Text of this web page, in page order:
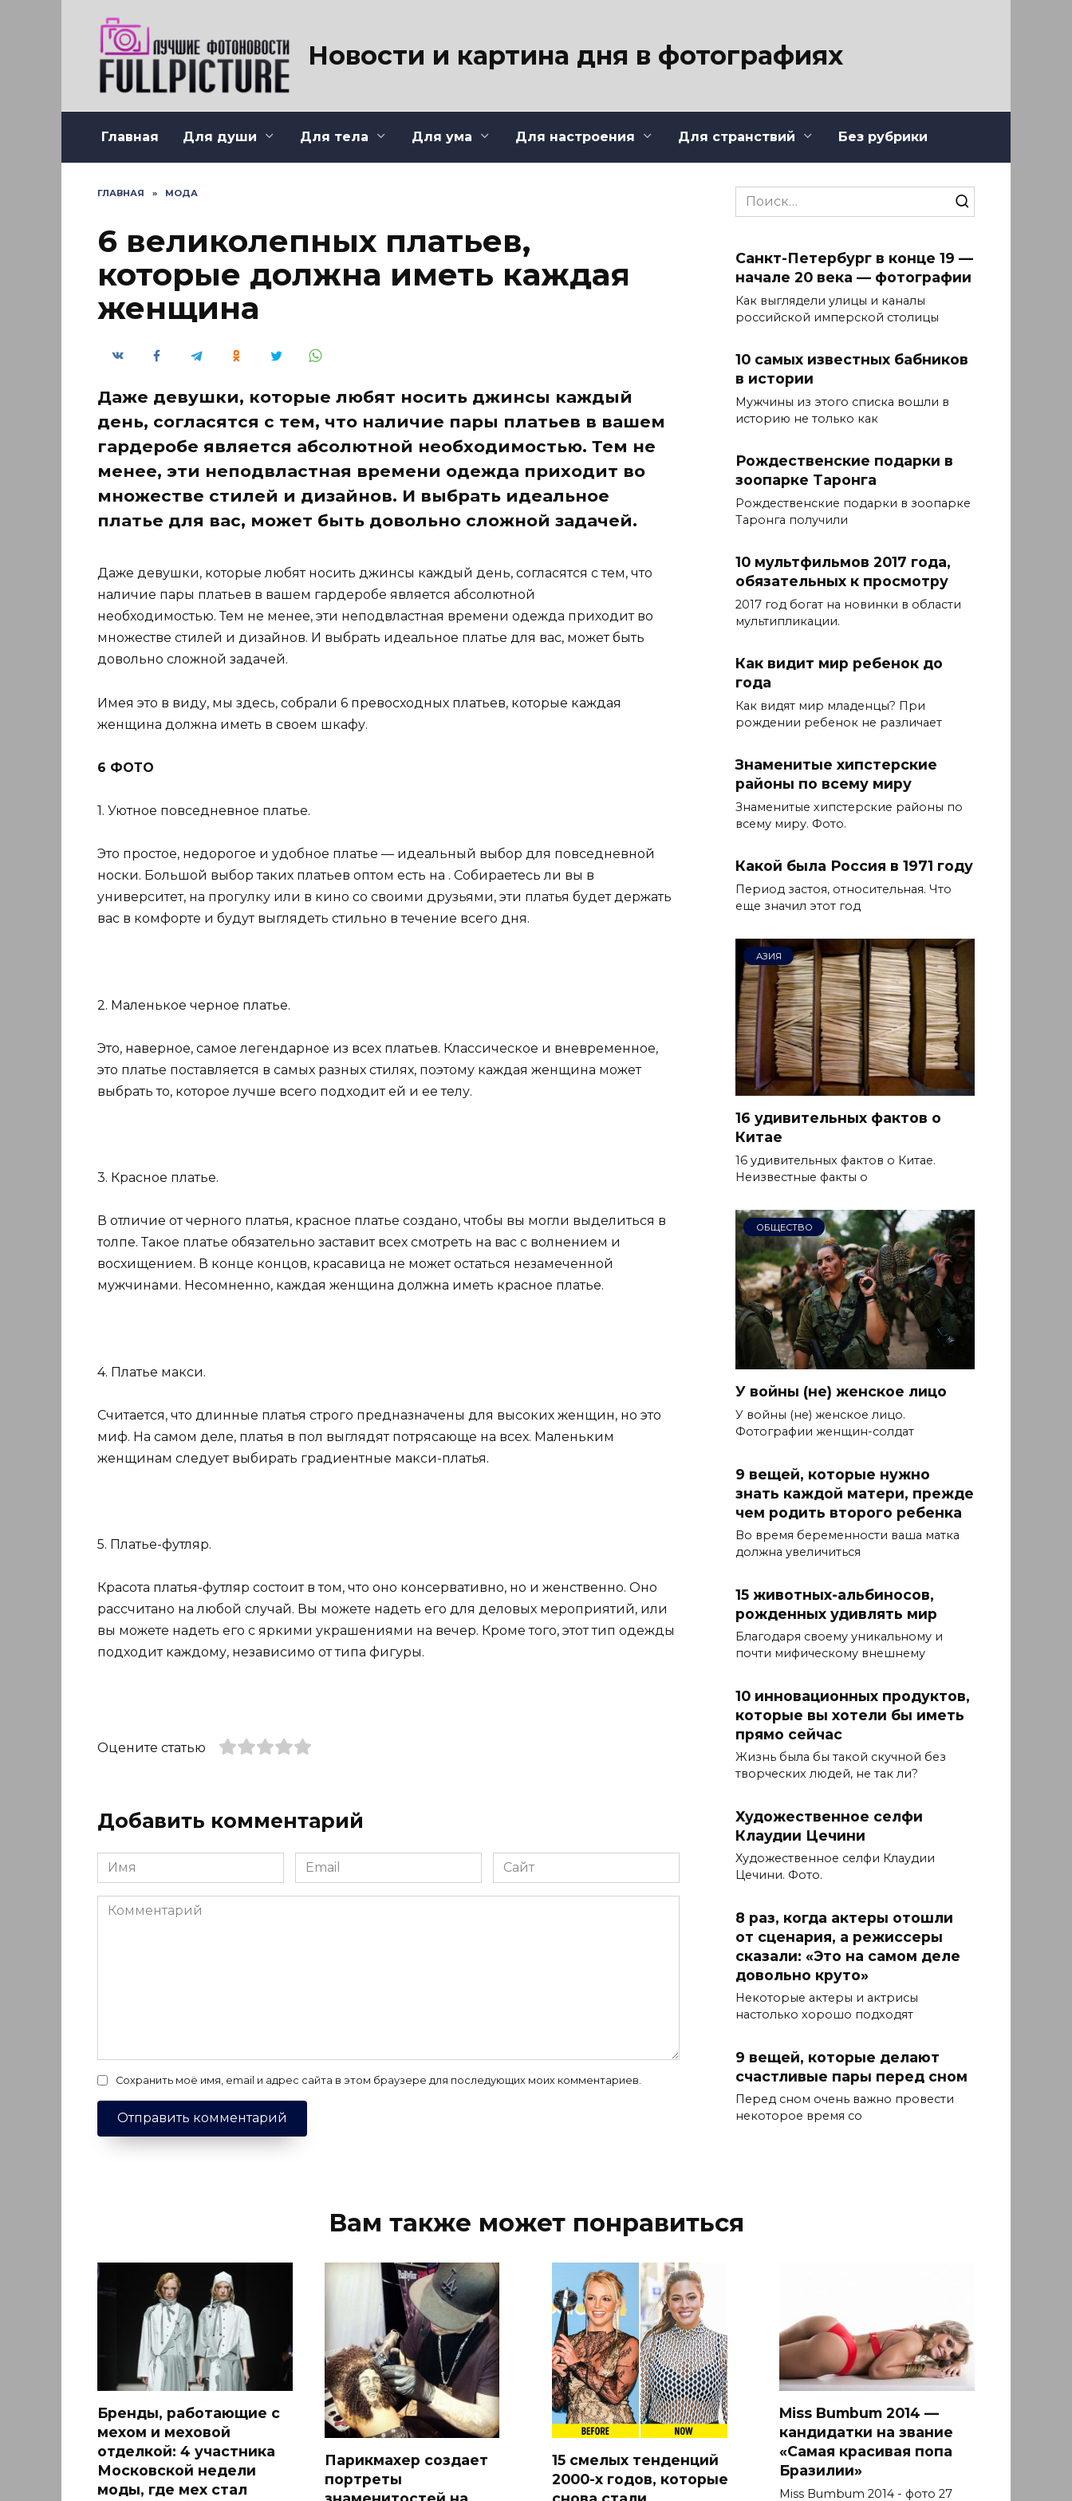
Новости и картина дня в фотографиях
Главная Для души Для тела Для ума Для настроения Для странствий Без рубрики
ГЛАВНАЯ » МОДА
6 великолепных платьев,
которые должна иметь каждая
женщина
Даже девушки, которые любят носить джинсы каждый
день, согласятся с тем, что наличие пары платьев в вашем
гардеробе является абсолютной необходимостью. Тем не
менее, эти неподвластная времени одежда приходит во
множестве стилей и дизайнов. И выбрать идеальное
платье для вас, может быть довольно сложной задачей.
Даже девушки, которые любят носить джинсы каждый день, согласятся с тем, что
наличие пары платьев в вашем гардеробе является абсолютной
необходимостью. Тем не менее, эти неподвластная времени одежда приходит во
множестве стилей и дизайнов. И выбрать идеальное платье для вас, может быть
довольно сложной задачей.
Имея это в виду, мы здесь, собрали 6 превосходных платьев, которые каждая
женщина должна иметь в своем шкафу.
6 ФОТО
1. Уютное повседневное платье.
Это простое, недорогое и удобное платье — идеальный выбор для повседневной
носки. Большой выбор таких платьев оптом есть на . Собираетесь ли вы в
университет, на прогулку или в кино со своими друзьями, эти платья будет держать
вас в комфорте и будут выглядеть стильно в течение всего дня.
2. Маленькое черное платье.
Это, наверное, самое легендарное из всех платьев. Классическое и вневременное,
это платье поставляется в самых разных стилях, поэтому каждая женщина может
выбрать то, которое лучше всего подходит ей и ее телу.
3. Красное платье.
В отличие от черного платья, красное платье создано, чтобы вы могли выделиться в
толпе. Такое платье обязательно заставит всех смотреть на вас с волнением и
восхищением. В конце концов, красавица не может остаться незамеченной
мужчинами. Несомненно, каждая женщина должна иметь красное платье.
4. Платье макси.
Считается, что длинные платья строго предназначены для высоких женщин, но это
миф. На самом деле, платья в пол выглядят потрясающе на всех. Маленьким
женщинам следует выбирать градиентные макси-платья.
5. Платье-футляр.
Красота платья-футляр состоит в том, что оно консервативно, но и женственно. Оно
рассчитано на любой случай. Вы можете надеть его для деловых мероприятий, или
вы можете надеть его с яркими украшениями на вечер. Кроме того, этот тип одежды
подходит каждому, независимо от типа фигуры.
Оцените статью
Добавить комментарий
Имя
*
Email
*
Сайт
Комментарий
Сохранить моё имя, email и адрес сайта в этом браузере для последующих моих комментариев.
Search
for:
Санкт-Петербург в конце 19 —
начале 20 века — фотографии
Как выглядели улицы и каналы
российской имперской столицы
10 самых известных бабников
в истории
Мужчины из этого списка вошли в
историю не только как
Рождественские подарки в
зоопарке Таронга
Рождественские подарки в зоопарке
Таронга получили
10 мультфильмов 2017 года,
обязательных к просмотру
2017 год богат на новинки в области
мультипликации.
Как видит мир ребенок до
года
Как видят мир младенцы? При
рождении ребенок не различает
Знаменитые хипстерские
районы по всему миру
Знаменитые хипстерские районы по
всему миру. Фото.
Какой была Россия в 1971 году
Период застоя, относительная. Что
еще значил этот год
АЗИЯ
16 удивительных фактов о
Китае
16 удивительных фактов о Китае.
Неизвестные факты о
ОБЩЕСТВО
У войны (не) женское лицо
У войны (не) женское лицо.
Фотографии женщин-солдат
9 вещей, которые нужно
знать каждой матери, прежде
чем родить второго ребенка
Во время беременности ваша матка
должна увеличиться
15 животных-альбиносов,
рожденных удивлять мир
Благодаря своему уникальному и
почти мифическому внешнему
10 инновационных продуктов,
которые вы хотели бы иметь
прямо сейчас
Жизнь была бы такой скучной без
творческих людей, не так ли?
Художественное селфи
Клаудии Цечини
Художественное селфи Клаудии
Цечини. Фото.
8 раз, когда актеры отошли
от сценария, а режиссеры
сказали: «Это на самом деле
довольно круто»
Некоторые актеры и актрисы
настолько хорошо подходят
9 вещей, которые делают
счастливые пары перед сном
Перед сном очень важно провести
некоторое время со
Вам также может понравиться
Бренды, работающие с
мехом и меховой
отделкой: 4 участника
Московской недели
моды, где мех стал
Парикмахер создает
портреты
15 смелых тенденций
2000-х годов, которые
Miss Bumbum 2014 —
кандидатки на звание
«Самая красивая попа
Бразилии»
Miss Bumbum 2014 - фото 27